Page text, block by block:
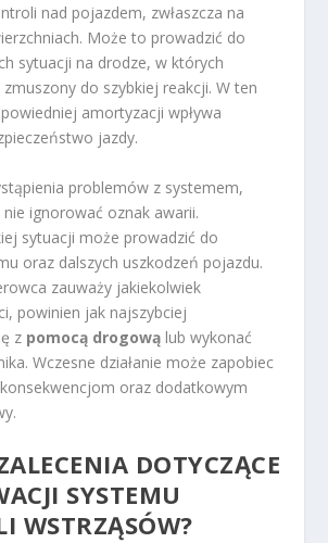
nad pojazdem, zwłaszcza na
Może to prowadzić do
sytuacji na drodze, w których
do szybkiej reakcji. W ten
amortyzacji wpływa
jazdy.
problemów z systemem,
ignorować oznak awarii.
sytuacji może prowadzić do
oraz dalszych uszkodzeń pojazdu.
zauważy jakiekolwiek
powinien jak najszybciej
z pomocą drogową lub wykonać
Wczesne działanie może zapobiec
oraz dodatkowym
DOTYCZĄCE
SYSTEMU
WSTRZĄSÓW?